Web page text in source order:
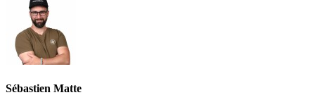
Sébastien Matte